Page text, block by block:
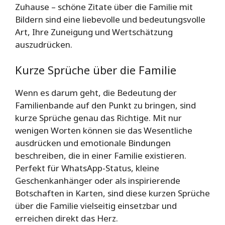
Zuhause – schöne Zitate über die Familie mit
Bildern sind eine liebevolle und bedeutungsvolle
Art, Ihre Zuneigung und Wertschätzung
auszudrücken.
Kurze Sprüche über die Familie
Wenn es darum geht, die Bedeutung der
Familienbande auf den Punkt zu bringen, sind
kurze Sprüche genau das Richtige. Mit nur
wenigen Worten können sie das Wesentliche
ausdrücken und emotionale Bindungen
beschreiben, die in einer Familie existieren.
Perfekt für WhatsApp-Status, kleine
Geschenkanhänger oder als inspirierende
Botschaften in Karten, sind diese kurzen Sprüche
über die Familie vielseitig einsetzbar und
erreichen direkt das Herz.